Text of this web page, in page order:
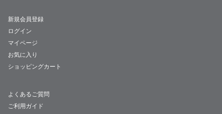
新規会員登録
ログイン
マイページ
お気に入り
ショッピングカート
よくあるご質問
ご利用ガイド